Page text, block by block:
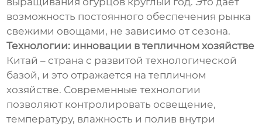
возможность постоянного обеспечения рынка
свежими овощами, не зависимо от сезона.
Технологии: инновации в тепличном хозяйстве
Китай – страна с развитой технологической
базой, и это отражается на тепличном
хозяйстве. Современные технологии
позволяют контролировать освещение,
температуру, влажность и полив внутри